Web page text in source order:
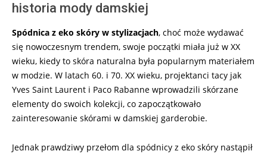
historia mody damskiej
Spódnica z eko skóry w stylizacjach, choć może wydawać
się nowoczesnym trendem, swoje początki miała już w XX
wieku, kiedy to skóra naturalna była popularnym materiałem
w modzie. W latach 60. i 70. XX wieku, projektanci tacy jak
Yves Saint Laurent i Paco Rabanne wprowadzili skórzane
elementy do swoich kolekcji, co zapoczątkowało
zainteresowanie skórami w damskiej garderobie.
Jednak prawdziwy przełom dla spódnicy z eko skóry nastąpił